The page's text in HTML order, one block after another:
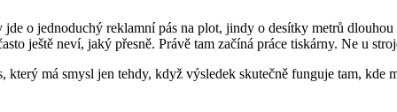
o jednoduchý reklamní pás na plot, jindy o desítky metrů
ještě neví, jaký přesně. Právě tam začíná práce tiskárny. Ne u
má smysl jen tehdy, když výsledek skutečně funguje tam, kde